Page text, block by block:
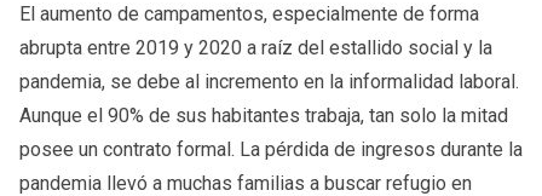
El aumento de campamentos, especialmente de forma
abrupta entre 2019 y 2020 a raíz del estallido social y la
pandemia, se debe al incremento en la informalidad laboral.
Aunque el 90% de sus habitantes trabaja, tan solo la mitad
posee un contrato formal. La pérdida de ingresos durante la
pandemia llevó a muchas familias a buscar refugio en